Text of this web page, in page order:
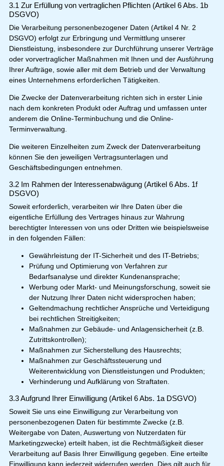
3.1 Zur Erfüllung von vertraglichen Pflichten (Artikel 6 Abs. 1b
DSGVO)
Die Verarbeitung personenbezogener Daten (Artikel 4 Nr. 2
DSGVO) erfolgt zur Erbringung und Vermittlung unserer
Dienstleistung, insbesondere zur Durchführung unserer Verträge
oder vorvertraglicher Maßnahmen mit Ihnen und der Ausführung
Ihrer Aufträge, sowie aller mit dem Betrieb und der Verwaltung
eines Unternehmens erforderlichen Tätigkeiten.
Die Zwecke der Datenverarbeitung richten sich in erster Linie
nach dem konkreten Produkt oder Auftrag und umfassen unter
anderem die Online-Terminbuchung und die Online-
Terminverwaltung.
Die weiteren Einzelheiten zum Zweck der Datenverarbeitung
können Sie den jeweiligen Vertragsunterlagen und
Geschäftsbedingungen entnehmen.
3.2 Im Rahmen der Interessenabwägung (Artikel 6 Abs. 1f
DSGVO)
Soweit erforderlich, verarbeiten wir Ihre Daten über die
eigentliche Erfüllung des Vertrages hinaus zur Wahrung
berechtigter Interessen von uns oder Dritten wie beispielsweise
in den folgenden Fällen:
Gewährleistung der IT-Sicherheit und des IT-Betriebs;
Prüfung und Optimierung von Verfahren zur
Bedarfsanalyse und direkter Kundenansprache;
Werbung oder Markt- und Meinungsforschung, soweit sie
der Nutzung Ihrer Daten nicht widersprochen haben;
Geltendmachung rechtlicher Ansprüche und Verteidigung
bei rechtlichen Streitigkeiten;
Maßnahmen zur Gebäude- und Anlagensicherheit (z.B.
Zutrittskontrollen);
Maßnahmen zur Sicherstellung des Hausrechts;
Maßnahmen zur Geschäftssteuerung und
Weiterentwicklung von Dienstleistungen und Produkten;
Verhinderung und Aufklärung von Straftaten.
3.3 Aufgrund Ihrer Einwilligung (Artikel 6 Abs. 1a DSGVO)
Soweit Sie uns eine Einwilligung zur Verarbeitung von
personenbezogenen Daten für bestimmte Zwecke (z.B.
Weitergabe von Daten, Auswertung von Nutzerdaten für
Marketingzwecke) erteilt haben, ist die Rechtmäßigkeit dieser
Verarbeitung auf Basis Ihrer Einwilligung gegeben. Eine erteilte
Einwilligung kann jederzeit widerrufen werden. Dies gilt auch für